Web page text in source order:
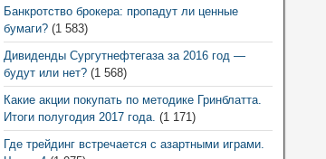
Банкротство брокера: пропадут ли ценные
бумаги? (1 583)
Дивиденды Сургутнефтегаза за 2016 год —
будут или нет? (1 568)
Какие акции покупать по методике Гринблатта.
Итоги полугодия 2017 года. (1 171)
Где трейдинг встречается с азартными играми.